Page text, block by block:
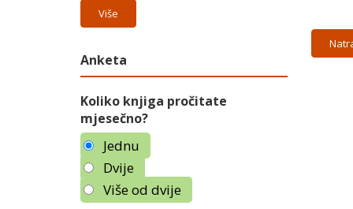
Više
Anketa
Koliko knjiga pročitate
mjesečno?
Jednu
Dvije
Više od dvije